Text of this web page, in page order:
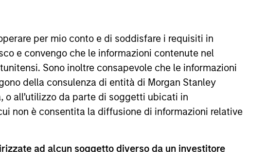
per mio conto e di soddisfare i requisiti in
e convengo che le informazioni contenute nel
Sono inoltre consapevole che le informazioni
della consulenza di entità di Morgan Stanley
o all’utilizzo da parte di soggetti ubicati in
non è consentita la diffusione di informazioni relative
ad alcun soggetto diverso da un investitore
diminuire per effetto delle oscillazioni valutarie. Tutti i dati di
le commissioni e gli oneri relativi all’emissione e al rimborso